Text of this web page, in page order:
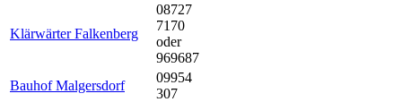
Klärwärter Falkenberg
08727
7170
oder
969687
Bauhof Malgersdorf
09954
307